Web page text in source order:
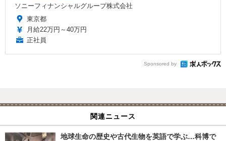
ソニーフィナンシャルグループ株式会社
東京都
月給22万円～40万円
正社員
Sponsored by
関連ニュース
地球生命の歴史や古代生物を英語で学ぶ…科博で